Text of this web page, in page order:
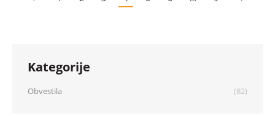
Kategorije
Obvestila (82)